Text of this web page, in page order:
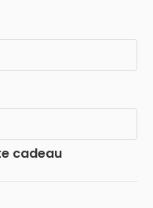
cadeau